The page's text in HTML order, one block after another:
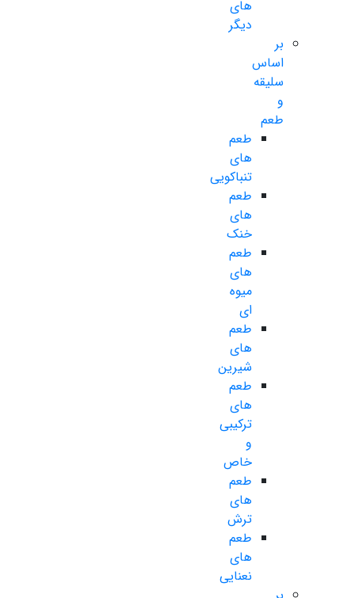
های
دیگر
بر
اساس
سلیقه
و
طعم
طعم
های
تنباکویی
طعم
های
خنک
طعم
های
میوه
ای
طعم
های
شیرین
طعم
های
ترکیبی
و
خاص
طعم
های
ترش
طعم
های
نعنایی